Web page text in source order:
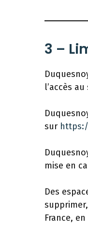
3 –
l’accès
sur
mise en
Des
France,